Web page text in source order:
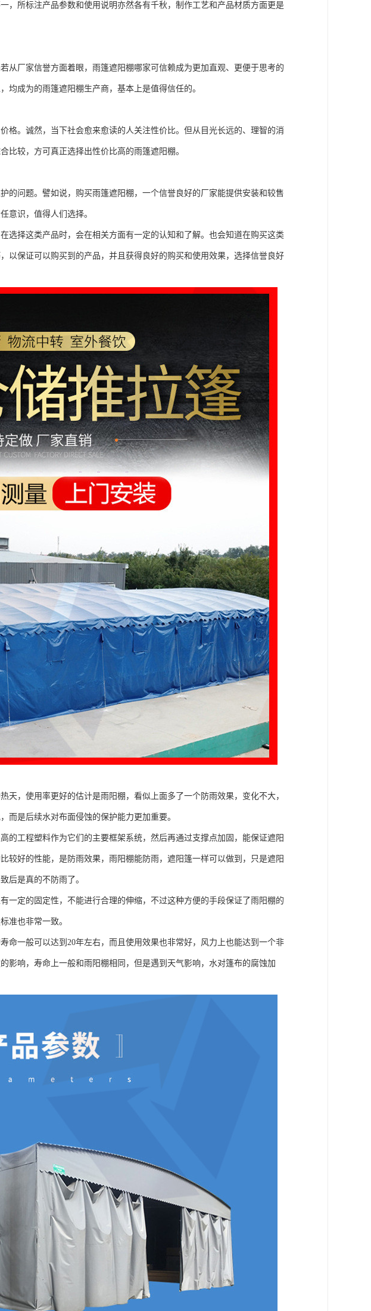
，所标注产品参数和使用说明亦然各有千秋，制作工艺和产品材质方面更是
从厂家信誉方面着眼，雨篷遮阳棚哪家可信赖成为更加直观、更便于思考的
均成为的雨篷遮阳棚生产商，基本上是值得信任的。
格。诚然，当下社会愈来愈读的人关注性价比。但从目光长远的、理智的消
比较，方可真正选择出性价比高的雨篷遮阳棚。
的问题。譬如说，购买雨篷遮阳棚，一个信誉良好的厂家能提供安装和较售
意识，值得人们选择。
选择这类产品时，会在相关方面有一定的认知和了解。也会知道在购买这类
以保证可以购买到的产品，并且获得良好的购买和使用效果，选择信誉良好
天，使用率更好的估计是雨阳棚，看似上面多了一个防雨效果，变化不大，
而是后续水对布面侵蚀的保护能力更加重要。
的工程塑料作为它们的主要框架系统，然后再通过支撑点加固，能保证遮阳
较好的性能，是防雨效果，雨阳棚能防雨，遮阳篷一样可以做到，只是遮阳
后是真的不防雨了。
一定的固定性，不能进行合理的伸缩，不过这种方便的手段保证了雨阳棚的
准也非常一致。
命一般可以达到20年左右，而且使用效果也非常好，风力上也能达到一个非
影响，寿命上一般和雨阳棚相同，但是遇到天气影响，水对篷布的腐蚀加